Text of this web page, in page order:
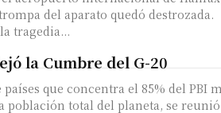
del aparato quedó
tragedia...
la Cumbre del G-20
que concentra el 85% del PBI
población total del planeta, se